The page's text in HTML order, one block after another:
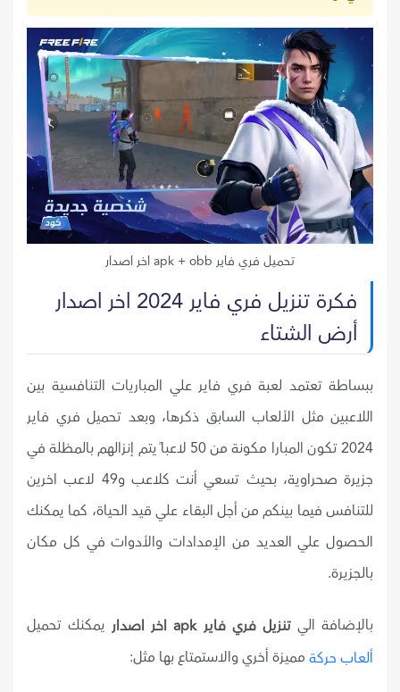
تحميل فري فاير apk + obb اخر اصدار
فكرة تنزيل فري فاير 2024 اخر اصدار
أرض الشتاء
ببساطة تعتمد لعبة فري فاير علي المباريات التنافسية بين
اللاعبين مثل الألعاب السابق ذكرها، وبعد تحميل فري فاير
2024 تكون المبارا مكونة من 50 لاعباً يتم إنزالهم بالمظلة في
جزيرة صحراوية، بحيث تسعي أنت كلاعب و49 لاعب اخرين
للتنافس فيما بينكم من أجل البقاء علي قيد الحياة، كما يمكنك
الحصول علي العديد من الإمدادات والأدوات في كل مكان
بالجزيرة.
بالإضافة اليتنزيل فري فاير apk اخر اصدار
يمكنك تحميل
ألعاب حركة مميزة أخري والاستمتاع بها مثل: